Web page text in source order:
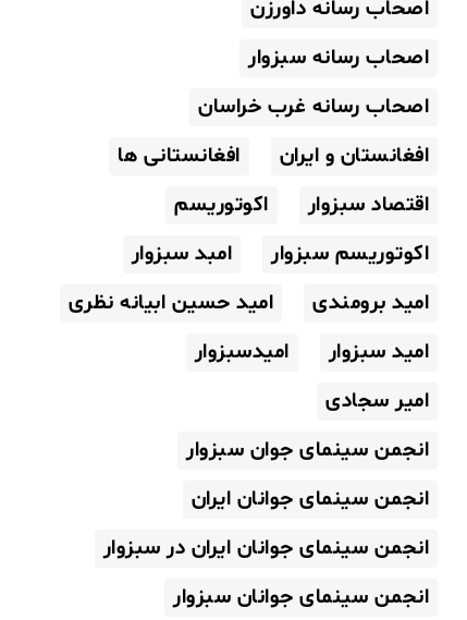
اصحاب رسانه داورزن
اصحاب رسانه سبزوار
اصحاب رسانه غرب خراسان
افغانستان و ایران
افغانستانی ها
اقتصاد سبزوار
اکوتوریسم
اکوتوریسم سبزوار
امبد سبزوار
امید برومندی
امید حسین ابیانه نظری
امید سبزوار
امیدسبزوار
امیر سجادی
انجمن سینمای جوان سبزوار
انجمن سینمای جوانان ایران
انجمن سینمای جوانان ایران در سبزوار
انجمن سینمای جوانان سبزوار